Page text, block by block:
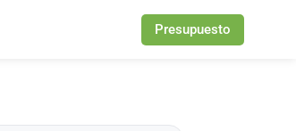
Presupuesto